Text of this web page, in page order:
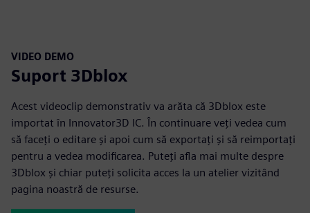
VIDEO DEMO
Suport 3Dblox
Acest videoclip demonstrativ va arăta că 3Dblox este
importat în Innovator3D IC. În continuare veți vedea cum
să faceți o editare și apoi cum să exportați și să reimportați
pentru a vedea modificarea. Puteți afla mai multe despre
3Dblox și chiar puteți solicita acces la un atelier vizitând
pagina noastră de resurse.